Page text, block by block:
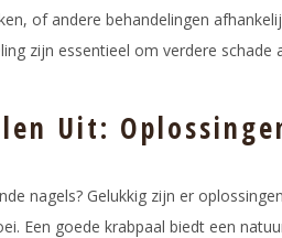
of andere behandelingen
zijn essentieel om verdere
Uit:
nagels? Gelukkig zijn er
Een goede krabpaal biedt een